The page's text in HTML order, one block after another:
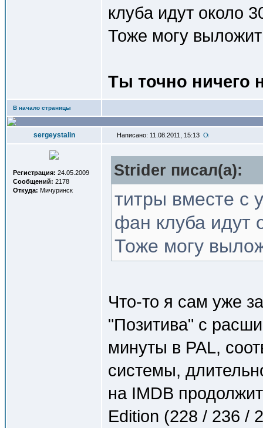
клуба идут около
Тоже могу
Ты точно ничего
В начало страницы
sergeystalin Написано: 11.08.2011, 15:13
Регистрация: 24.05.2009
Сообщений: 2178
Откуда: Мичуринск
Strider писал(a):
титры вместе с
фан клуба идут
Тоже могу
Что-то я сам уже
"Позитива" с
минуты в PAL,
системы,
на IMDB
Edition (228 / 236 /